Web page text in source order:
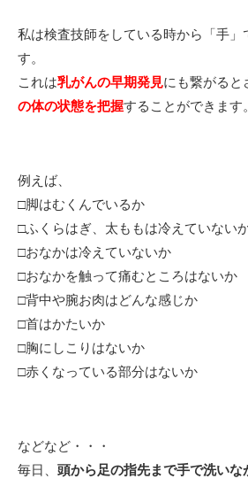
私は検査技師をしている時から「手」
す。
これは乳がんの早期発見にも繋がると
の体の状態を把握することができます。
例えば、
□脚はむくんでいるか
□ふくらはぎ、太ももは冷えていない
□おなかは冷えていないか
□おなかを触って痛むところはないか
□背中や腕お肉はどんな感じか
□首はかたいか
□胸にしこりはないか
□赤くなっている部分はないか
などなど・・・
毎日、 頭から足の指先まで手で洗いな